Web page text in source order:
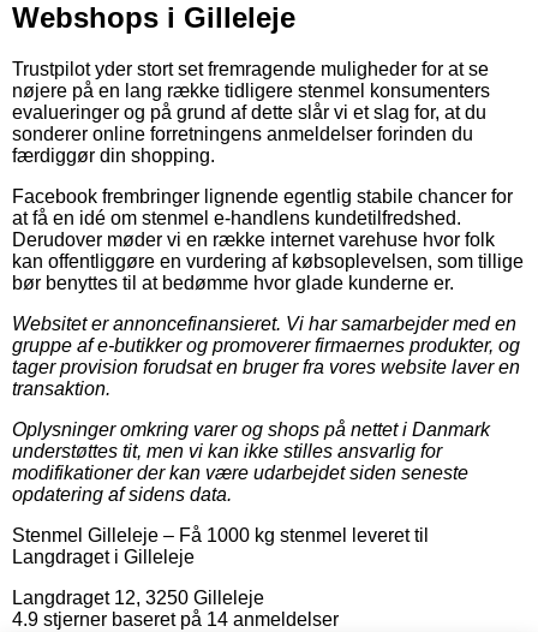
Webshops i Gilleleje
Trustpilot yder stort set fremragende muligheder for at se
nøjere på en lang række tidligere stenmel konsumenters
evalueringer og på grund af dette slår vi et slag for, at du
sonderer online forretningens anmeldelser forinden du
færdiggør din shopping.
Facebook frembringer lignende egentlig stabile chancer for
at få en idé om stenmel e-handlens kundetilfredshed.
Derudover møder vi en række internet varehuse hvor folk
kan offentliggøre en vurdering af købsoplevelsen, som tillige
bør benyttes til at bedømme hvor glade kunderne er.
Websitet er annoncefinansieret. Vi har samarbejder med en
gruppe af e-butikker og promoverer firmaernes produkter, og
tager provision forudsat en bruger fra vores website laver en
transaktion.
Oplysninger omkring varer og shops på nettet i Danmark
understøttes tit, men vi kan ikke stilles ansvarlig for
modifikationer der kan være udarbejdet siden seneste
opdatering af sidens data.
Stenmel Gilleleje – Få 1000 kg stenmel leveret til
Langdraget i Gilleleje
Langdraget 12, 3250 Gilleleje
4.9 stjerner baseret på 14 anmeldelser